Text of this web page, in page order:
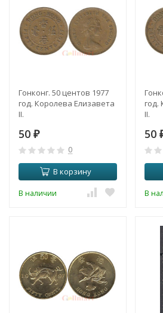
Гонконг. 50 центов 1977
год. Королева Елизавета
II.
50 ₽
0
В корзину
В наличии
год.
II.
50
В